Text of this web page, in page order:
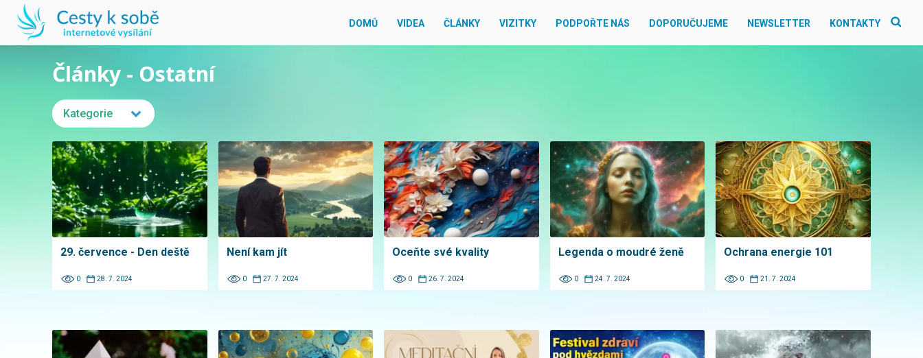
DOMŮ VIDEA ČLÁNKY VIZITKY PODPOŘTE NÁS DOPORUČUJEME NEWSLETTER KONTAKTY
Články - Ostatní
Kategorie
29. července - Den deště
0 28. 7. 2024
Není kam jít
0 27. 7. 2024
Oceňte své kvality
0 26. 7. 2024
Legenda o moudré ženě
0 24. 7. 2024
Ochrana energie 101
0 21. 7. 2024